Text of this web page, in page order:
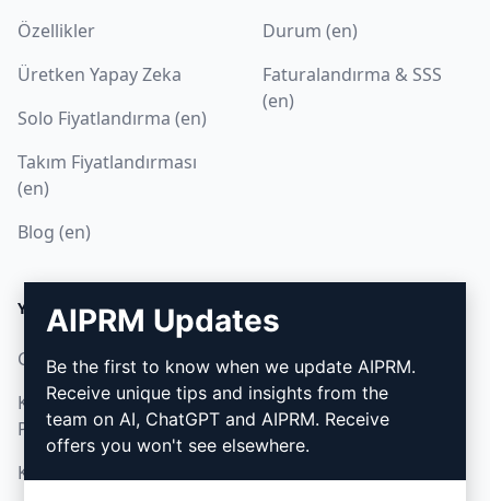
Özellikler
Üretken Yapay Zeka
Solo Fiyatlandırma (en)
Takım Fiyatlandırması
(en)
Blog (en)
Durum (en)
Faturalandırma & SSS
(en)
YASAL
Gizlilik Politikası (en)
Kabul Edilebilir Kullanım
Politikası (en)
Kullanım Koşulları (en)
Nasıl kurulur
Google Chrome (en)
Microsoft Edge (en)
AIPRM Updates
Be the first to know when we update AIPRM.
Receive unique tips and insights from the
team on AI, ChatGPT and AIPRM. Receive
offers you won't see elsewhere.